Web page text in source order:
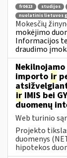
fr0613 studijos
nuolatinis lietuvos
Mokesčių
mokėjimo
Informacijos
draudimo
importo ir
ir IMIS bei
duomenų
Web turinio
Projekto
duomenys
hipotekos